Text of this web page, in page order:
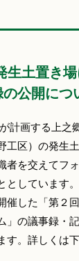
生土置き
公開につ
計画する上之
工区）の発生
者を交えてフ
としています。
した「第２
」の議事録・
す。詳しくは